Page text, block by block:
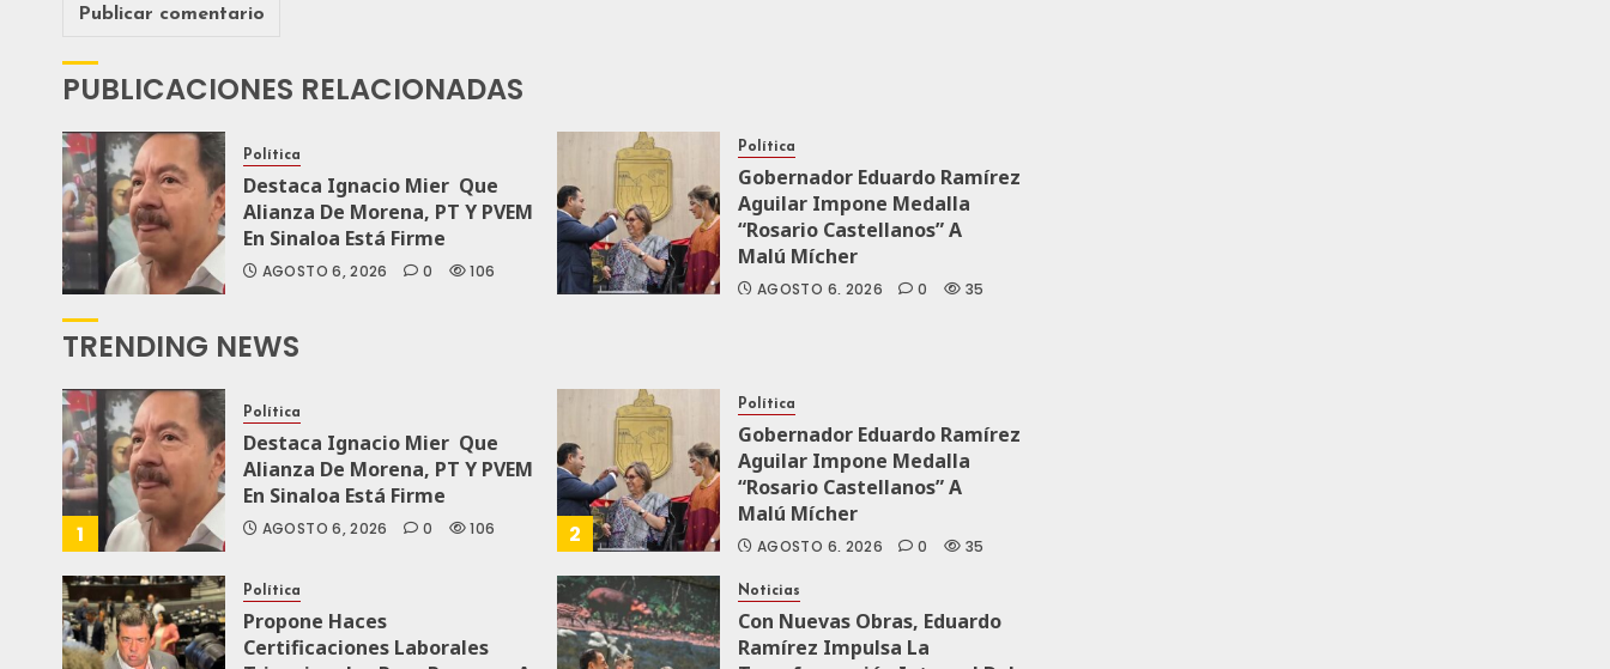
PUBLICACIONES RELACIONADAS
Política
Destaca Ignacio Mier Que
Alianza De Morena, PT Y PVEM
En Sinaloa Está Firme
AGOSTO 6, 2026 0 106
Política
Gobernador Eduardo Ramírez
Aguilar Impone Medalla
“Rosario Castellanos” A
Malú Mícher
AGOSTO 6, 2026 0 35
TRENDING NEWS
1
Política
Destaca Ignacio Mier Que
Alianza De Morena, PT Y PVEM
En Sinaloa Está Firme
AGOSTO 6, 2026 0 106 2
Política
Gobernador Eduardo Ramírez
Aguilar Impone Medalla
“Rosario Castellanos” A
Malú Mícher
AGOSTO 6, 2026 0 35
Política
Propone Haces
Certificaciones Laborales
Noticias
Con Nuevas Obras, Eduardo
Ramírez Impulsa La